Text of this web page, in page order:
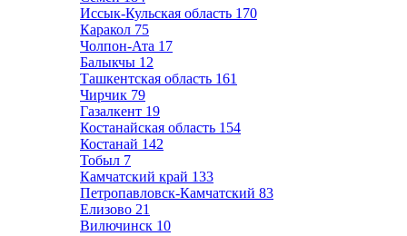
Иссык-Кульская область 170
Каракол 75
Чолпон-Ата 17
Балыкчы 12
Ташкентская область 161
Чирчик 79
Газалкент 19
Костанайская область 154
Костанай 142
Тобыл 7
Камчатский край 133
Петропавловск-Камчатский 83
Елизово 21
Вилючинск 10